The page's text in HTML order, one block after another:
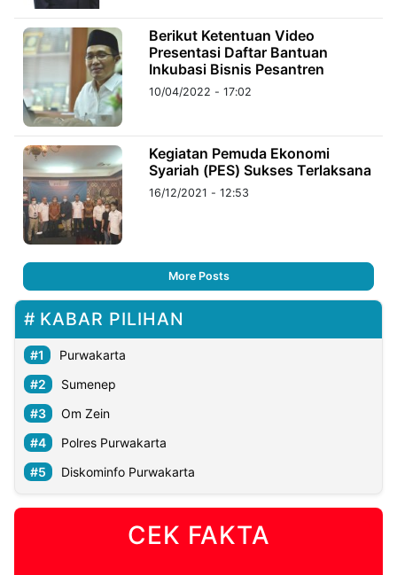
Berikut Ketentuan Video
Presentasi Daftar Bantuan
Inkubasi Bisnis Pesantren
10/04/2022 - 17:02
Kegiatan Pemuda Ekonomi
Syariah (PES) Sukses Terlaksana
16/12/2021 - 12:53
More Posts
KABAR PILIHAN
Purwakarta
Sumenep
Om Zein
Polres Purwakarta
Diskominfo Purwakarta
CEK FAKTA